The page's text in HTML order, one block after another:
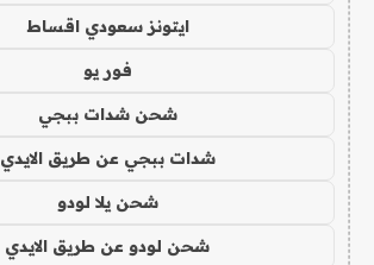
ايتونز سعودي اقساط
فور يو
شحن شدات ببجي
شدات ببجي عن طريق الايدي
شحن يلا لودو
شحن لودو عن طريق الايدي